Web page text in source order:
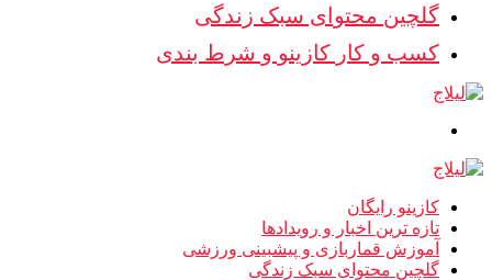
گلچین محتوای سبک زندگی
کسب و کار کازینو و شرط بندی
کازینو رایگان
تازه ترین اخبار و رویدادها
آموزش قماربازی و پیشبینی ورزشی
گلچین محتوای سبک زندگی